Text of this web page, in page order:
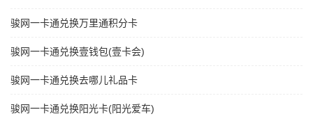
骏网一卡通兑换万里通积分卡
骏网一卡通兑换壹钱包(壹卡会)
骏网一卡通兑换去哪儿礼品卡
骏网一卡通兑换阳光卡(阳光爱车)